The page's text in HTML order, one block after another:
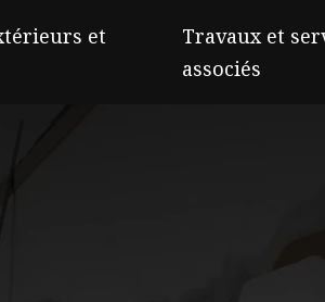
et
Travaux et
associés